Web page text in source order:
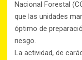
Nacional Forestal
que las unidades
óptimo de
riesgo.
La actividad, de